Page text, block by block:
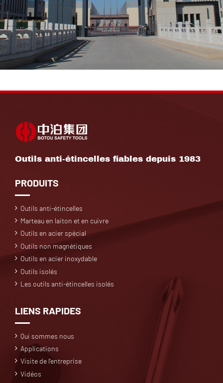
Outils anti-étincelles fiables depuis 1983
PRODUITS
Outils anti-étincelles
Marteau en laiton et en cuivre
Outils en acier spécial
Outils non magnétiques
Outils en acier inoxydable
Outils isolés
Les outils anti-étincelles isolés
LIENS RAPIDES
Qui sommes nous
Applications
Visite de l'entreprise
Vidéos